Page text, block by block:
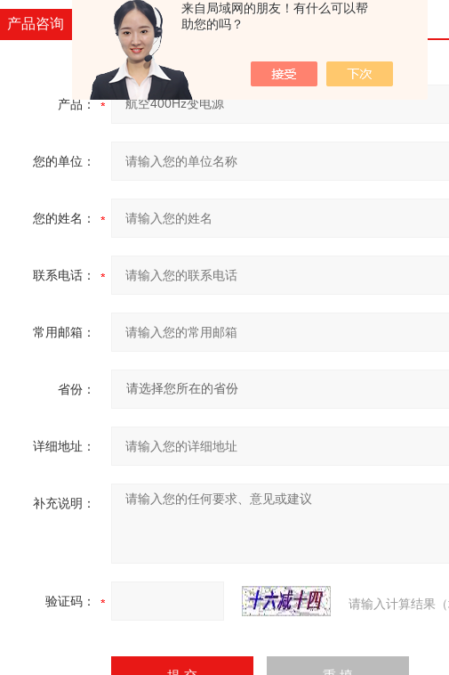
来自局域网的朋友！有什么可以帮
助您的吗？
产品咨询
产品：
您的单位：
您的姓名：
联系电话：
常用邮箱：
省份：
详细地址：
补充说明：
验证码： 请输入计算结果